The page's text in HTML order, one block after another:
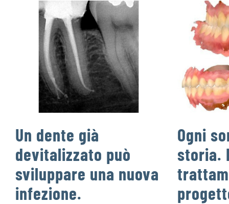
Un dente già
devitalizzato può
sviluppare una nuova
infezione.
Ogni
storia.